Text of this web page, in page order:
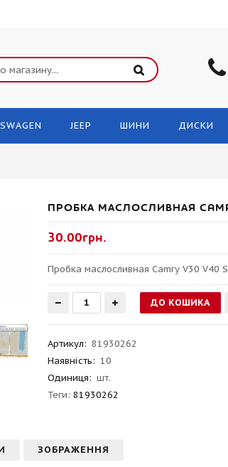
JEEP ШИНИ ДИСКИ
ПРОБКА МАСЛОСЛИВНАЯ
30.00грн.
Пробка маслосливная Camry V30 V40
Артикул: 81930262
Наявність: 10
Одиниця: шт.
Теги:81930262
ЗОБРАЖЕННЯ